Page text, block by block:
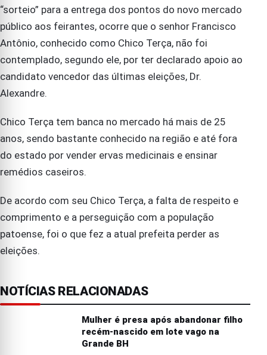
“sorteio” para a entrega dos pontos do novo mercado
público aos feirantes, ocorre que o senhor Francisco
Antônio, conhecido como Chico Terça, não foi
contemplado, segundo ele, por ter declarado apoio ao
candidato vencedor das últimas eleições, Dr.
Alexandre.
Chico Terça tem banca no mercado há mais de 25
anos, sendo bastante conhecido na região e até fora
do estado por vender ervas medicinais e ensinar
remédios caseiros.
De acordo com seu Chico Terça, a falta de respeito e
comprimento e a perseguição com a população
patoense, foi o que fez a atual prefeita perder as
eleições.
NOTÍCIAS RELACIONADAS
Mulher é presa após abandonar filho
recém-nascido em lote vago na
Grande BH